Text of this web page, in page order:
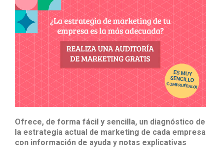
Ofrece, de forma fácil y sencilla, un diagnóstico de
la estrategia actual de marketing de cada empresa
con información de ayuda y notas explicativas